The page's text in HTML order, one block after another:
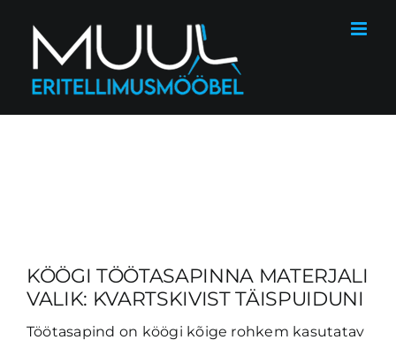
content
KÖÖGI TÖÖTASAPINNA MATERJALI
VALIK: KVARTSKIVIST TÄISPUIDUNI
Töötasapind on köögi kõige rohkem kasutatav